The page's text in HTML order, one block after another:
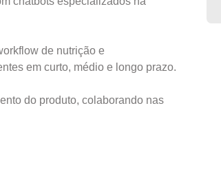
de nutrição e
em curto, médio e longo prazo.
do produto, colaborando nas